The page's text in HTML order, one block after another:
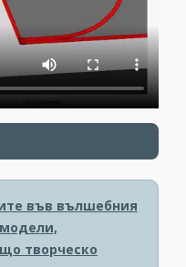
във вълшебния
творческо